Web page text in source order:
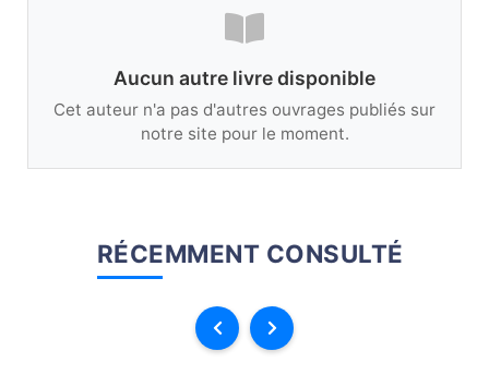
Aucun autre livre disponible
Cet auteur n'a pas d'autres ouvrages publiés sur
notre site pour le moment.
RÉCEMMENT CONSULTÉ